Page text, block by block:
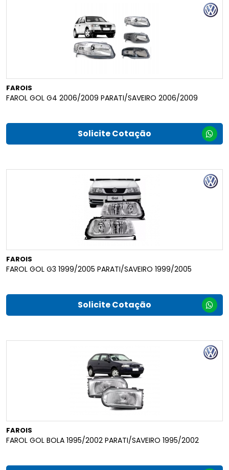
FAROIS
FAROL GOL G4 2006/2009 PARATI/SAVEIRO 2006/2009
Solicite Cotação
FAROIS
FAROL GOL G3 1999/2005 PARATI/SAVEIRO 1999/2005
Solicite Cotação
FAROIS
FAROL GOL BOLA 1995/2002 PARATI/SAVEIRO 1995/2002